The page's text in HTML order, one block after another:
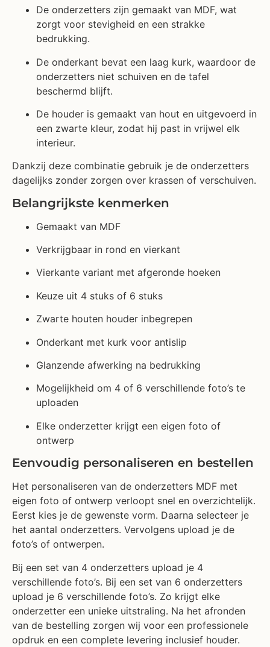
De onderzetters zijn gemaakt van MDF, wat
zorgt voor stevigheid en een strakke
bedrukking.
De onderkant bevat een laag kurk, waardoor de
onderzetters niet schuiven en de tafel
beschermd blijft.
De houder is gemaakt van hout en uitgevoerd in
een zwarte kleur, zodat hij past in vrijwel elk
interieur.
Dankzij deze combinatie gebruik je de onderzetters
dagelijks zonder zorgen over krassen of verschuiven.
Belangrijkste kenmerken
Gemaakt van MDF
Verkrijgbaar in rond en vierkant
Vierkante variant met afgeronde hoeken
Keuze uit 4 stuks of 6 stuks
Zwarte houten houder inbegrepen
Onderkant met kurk voor antislip
Glanzende afwerking na bedrukking
Mogelijkheid om 4 of 6 verschillende foto’s te
uploaden
Elke onderzetter krijgt een eigen foto of
ontwerp
Eenvoudig personaliseren en bestellen
Het personaliseren van de onderzetters MDF met
eigen foto of ontwerp verloopt snel en overzichtelijk.
Eerst kies je de gewenste vorm. Daarna selecteer je
het aantal onderzetters. Vervolgens upload je de
foto’s of ontwerpen.
Bij een set van 4 onderzetters upload je 4
verschillende foto’s. Bij een set van 6 onderzetters
upload je 6 verschillende foto’s. Zo krijgt elke
onderzetter een unieke uitstraling. Na het afronden
van de bestelling zorgen wij voor een professionele
opdruk en een complete levering inclusief houder.